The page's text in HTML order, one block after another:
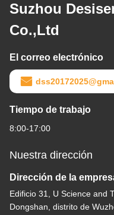
Suzhou
Co.,Ltd
El correo electrónico
Tiempo de trabajo
8:00-17:00
Nuestra dirección
Dirección de la
Edificio 31, U Science and
Dongshan, distrito de